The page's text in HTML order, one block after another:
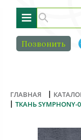
≡
Позвонить
ГЛАВНАЯ |
| ТКАНЬ SYMPHONY-